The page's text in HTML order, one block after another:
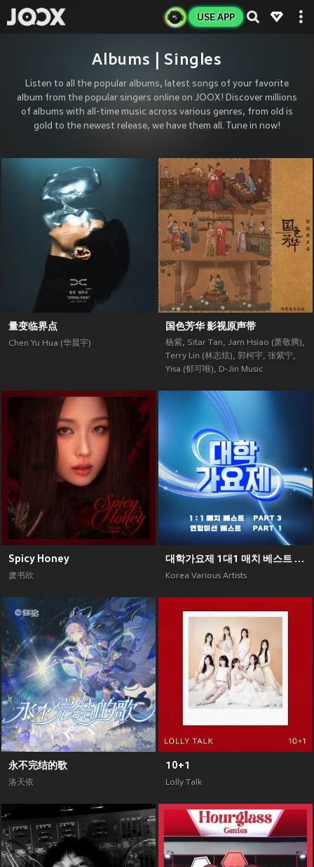
USE APP
Albums | Singles
Listen to all the popular albums, latest songs of your favorite
album from the popular singers online on JOOX! Discover millions
of albums with all-time music across various genres, from old is
gold to the newest release, we have them all. Tune in now!
量变临界点
Chen Yu Hua (华晨宇)
国色芳华 影视原声带
杨紫, Sitar Tan, Jam Hsiao (萧敬腾),
Terry Lin (林志炫), 郭柯宇, 张紫宁,
Yisa (郁可唯), D-Jin Music
Spicy Honey
虞书欣
대학가요제 1대1 매치 베스트 PART3, 연합미션 베스트 PART1
Korea Various Artists
永不完结的歌
洛天依
10+1
Lolly Talk